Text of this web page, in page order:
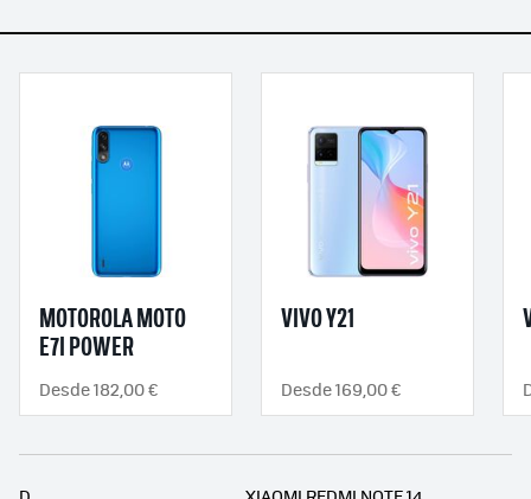
MOTOROLA MOTO
E7I POWER
Desde 182,00 €
VIVO Y21
Desde 169,00 €